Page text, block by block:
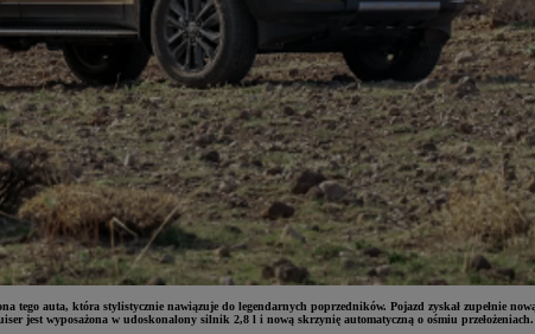
tego auta, która stylistycznie nawiązuje do legendarnych poprzedników. Pojazd zyskał zupełnie
jest wyposażona w udoskonalony silnik 2,8 l i nową skrzynię automatyczną o ośmiu